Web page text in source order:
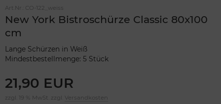
Art.Nr.: CO-122_weiss
New York Bistroschürze Classic 80x100
cm
Lange Schürzen in Weiß
Mindestbestellmenge: 5 Stück
21,90 EUR
zzgl. 19 % MwSt. zzgl. Versandkosten